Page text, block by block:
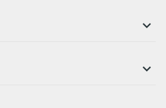

